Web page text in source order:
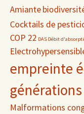
Amiante
Cocktails de
COP 22 DAS Débit
empreinte
Malformations